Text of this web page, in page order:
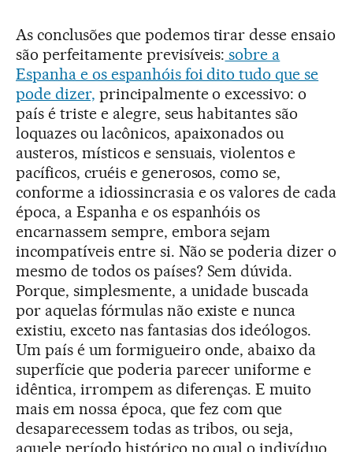
As conclusões que podemos tirar desse ensaio
são perfeitamente previsíveis: sobre a
Espanha e os espanhóis foi dito tudo que se
pode dizer, principalmente o excessivo: o
país é triste e alegre, seus habitantes são
loquazes ou lacônicos, apaixonados ou
austeros, místicos e sensuais, violentos e
pacíficos, cruéis e generosos, como se,
conforme a idiossincrasia e os valores de cada
época, a Espanha e os espanhóis os
encarnassem sempre, embora sejam
incompatíveis entre si. Não se poderia dizer o
mesmo de todos os países? Sem dúvida.
Porque, simplesmente, a unidade buscada
por aquelas fórmulas não existe e nunca
existiu, exceto nas fantasias dos ideólogos.
Um país é um formigueiro onde, abaixo da
superfície que poderia parecer uniforme e
idêntica, irrompem as diferenças. E muito
mais em nossa época, que fez com que
desaparecessem todas as tribos, ou seja,
aquele período histórico no qual o indivíduo